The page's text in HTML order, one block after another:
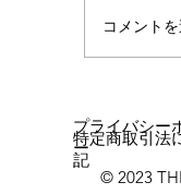
コメント
© 2023
プライバシー
ー
特定商取引法
記